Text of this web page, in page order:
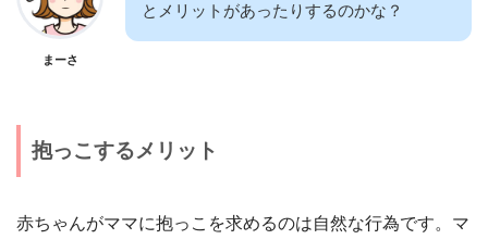
まーさ
とメリットがあったりするのかな？
抱っこするメリット
赤ちゃんがママに抱っこを求めるのは自然な行為です。マ